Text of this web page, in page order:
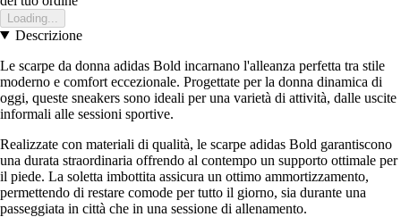
Loading...
Descrizione
Le scarpe da donna adidas Bold incarnano l'alleanza perfetta tra stile
moderno e comfort eccezionale. Progettate per la donna dinamica di
oggi, queste sneakers sono ideali per una varietà di attività, dalle uscite
informali alle sessioni sportive.
Realizzate con materiali di qualità, le scarpe adidas Bold garantiscono
una durata straordinaria offrendo al contempo un supporto ottimale per
il piede. La soletta imbottita assicura un ottimo ammortizzamento,
permettendo di restare comode per tutto il giorno, sia durante una
passeggiata in città che in una sessione di allenamento.